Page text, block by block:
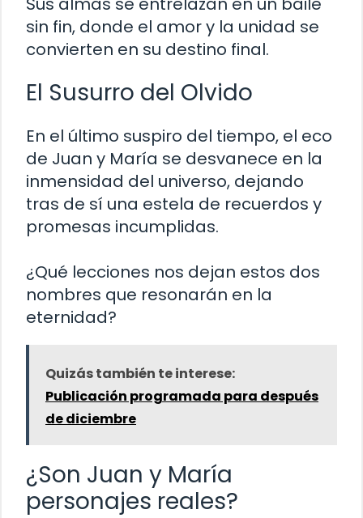
sin fin, donde el amor y la unidad se
convierten en su destino final.
El Susurro del Olvido
En el último suspiro del tiempo, el eco
de Juan y María se desvanece en la
inmensidad del universo, dejando
tras de sí una estela de recuerdos y
promesas incumplidas.
¿Qué lecciones nos dejan estos dos
nombres que resonarán en la
eternidad?
Quizás también te interese:
Publicación programada para después
de diciembre
¿Son Juan y María
personajes reales?